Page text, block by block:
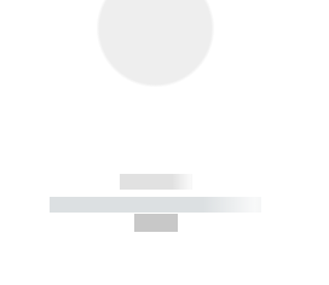
------------
----------- ----------- -----------